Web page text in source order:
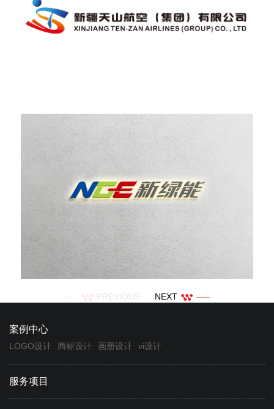
PREVIOUS NEXT
案例中心
LOGO设计 商标设计 画册设计 vi设计
服务项目